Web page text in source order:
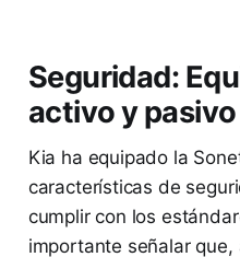
Seguridad:
activo y pasivo
Kia ha equipado la
características de
cumplir con los
importante señalar